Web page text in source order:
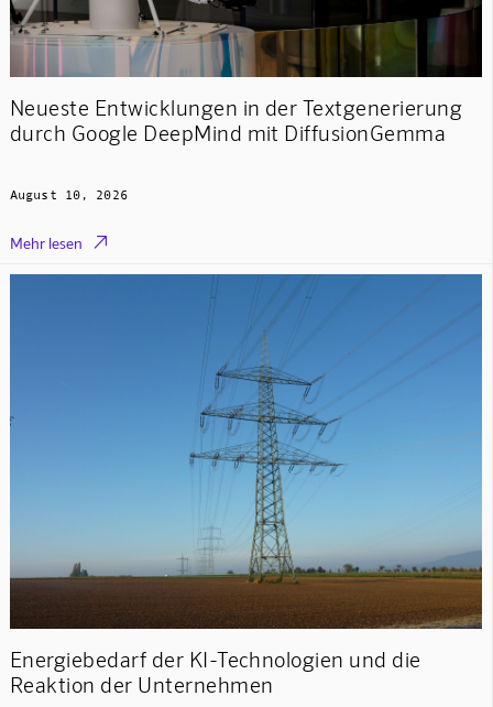
Neueste Entwicklungen in der Textgenerierung
durch Google DeepMind mit DiffusionGemma
August 10, 2026
Mehr lesen 
Energiebedarf der KI-Technologien und die
Reaktion der Unternehmen